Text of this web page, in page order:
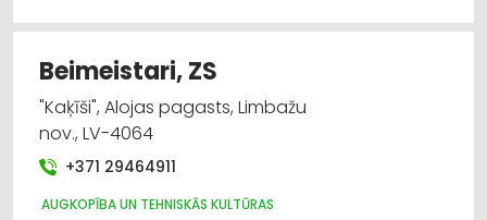
Beimeistari, ZS
"Kaķīši", Alojas pagasts, Limbažu
nov., LV-4064
+371 29464911
AUGKOPĪBA UN TEHNISKĀS KULTŪRAS